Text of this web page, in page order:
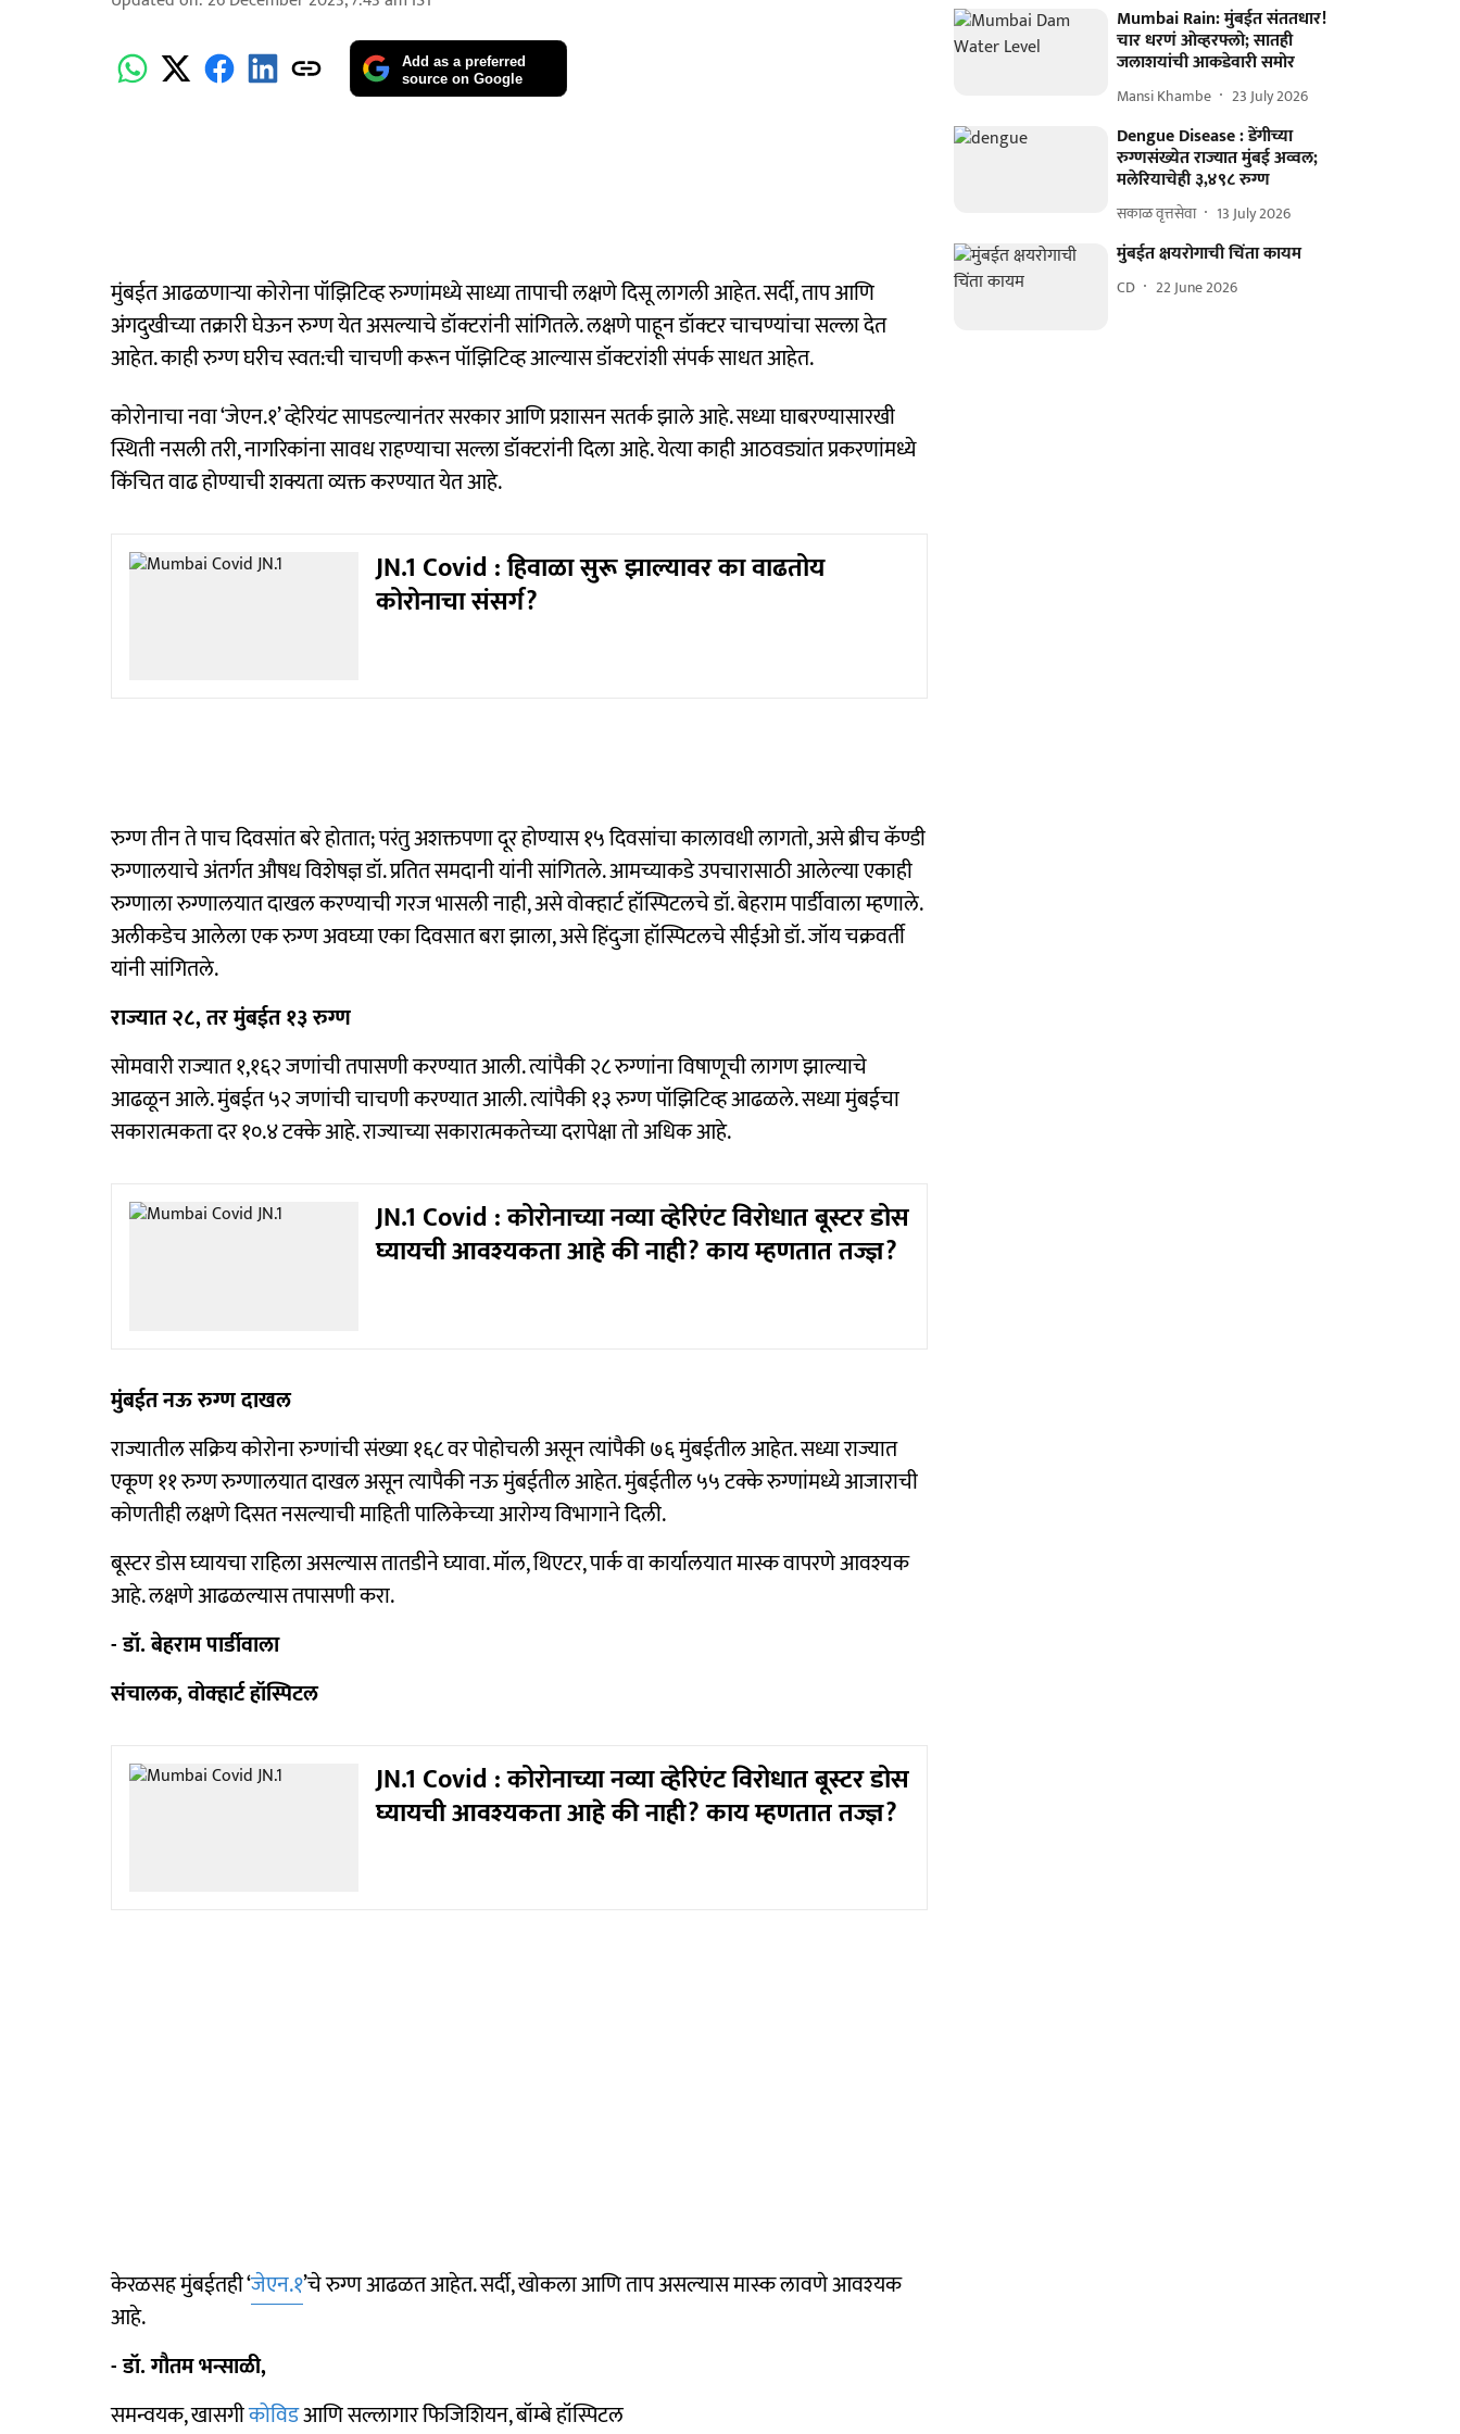
Add as a preferred
source on Google
मुंबईत आढळणाऱ्या कोरोना पॉझिटिव्ह रुग्‍णांमध्ये साध्या तापाची लक्षणे दिसू लागली आहेत. सर्दी, ताप आणि
अंगदुखीच्या तक्रारी घेऊन रुग्ण येत असल्याचे डॉक्टरांनी सांगितले. लक्षणे पाहून डॉक्टर चाचण्यांचा सल्ला देत
आहेत. काही रुग्ण घरीच स्वत:ची चाचणी करून पॉझिटिव्ह आल्यास डॉक्टरांशी संपर्क साधत आहेत.
कोरोनाचा नवा ‘जेएन.१’ व्हेरियंट सापडल्‍यानंतर सरकार आणि प्रशासन सतर्क झाले आहे. सध्या घाबरण्यासारखी
स्थिती नसली तरी, नागरिकांना सावध राहण्याचा सल्ला डॉक्टरांनी दिला आहे. येत्या काही आठवड्यांत प्रकरणांमध्ये
किंचित वाढ होण्याची शक्यता व्यक्त करण्यात येत आहे.
JN.1 Covid : हिवाळा सुरू झाल्यावर का वाढतोय
कोरोनाचा संसर्ग?
रुग्ण तीन ते पाच दिवसांत बरे होतात; परंतु अशक्तपणा दूर होण्यास १५ दिवसांचा कालावधी लागतो, असे ब्रीच कॅण्डी
रुग्णालयाचे अंतर्गत औषध विशेषज्ञ डॉ. प्रतित समदानी यांनी सांगितले. आमच्याकडे उपचारासाठी आलेल्‍या एकाही
रुग्‍णाला रुग्‍णालयात दाखल करण्याची गरज भासली नाही, असे वोक्हार्ट हॉस्पिटलचे डॉ. बेहराम पार्डीवाला म्‍हणाले.
अलीकडेच आलेला एक रुग्‍ण अवघ्‍या एका दिवसात बरा झाला, असे हिंदुजा हॉस्पिटलचे सीईओ डॉ. जॉय चक्रवर्ती
यांनी सांगितले.
राज्यात २८, तर मुंबईत १३ रुग्ण
सोमवारी राज्यात १,१६२ जणांची तपासणी करण्यात आली. त्यांपैकी २८ रुग्णांना विषाणूची लागण झाल्याचे
आढळून आले. मुंबईत ५२ जणांची चाचणी करण्यात आली. त्यांपैकी १३ रुग्‍ण पॉझिटिव्ह आढळले. सध्या मुंबईचा
सकारात्मकता दर १०.४ टक्के आहे. राज्याच्या सकारात्मकतेच्या दरापेक्षा तो अधिक आहे.
JN.1 Covid : कोरोनाच्या नव्या व्हेरिएंट विरोधात बूस्टर डोस
घ्यायची आवश्यकता आहे की नाही? काय म्हणतात तज्ज्ञ?
मुंबईत नऊ रुग्ण दाखल
राज्यातील सक्रिय कोरोना रुग्णांची संख्या १६८ वर पोहोचली असून त्यांपैकी ७६ मुंबईतील आहेत. सध्या राज्यात
एकूण ११ रुग्ण रुग्णालयात दाखल असून त्यापैकी नऊ मुंबईतील आहेत. मुंबईतील ५५ टक्के रुग्णांमध्ये आजाराची
कोणतीही लक्षणे दिसत नसल्याची माहिती पालिकेच्या आरोग्‍य विभागाने दिली.
बूस्टर डोस घ्‍यायचा राहिला असल्‍यास तातडीने घ्‍यावा. मॉल, थिएटर, पार्क वा कार्यालयात मास्क वापरणे आवश्यक
आहे. लक्षणे आढळल्यास तपासणी करा.
- डॉ. बेहराम पार्डीवाला
संचालक, वोक्हार्ट हॉस्पिटल
JN.1 Covid : कोरोनाच्या नव्या व्हेरिएंट विरोधात बूस्टर डोस
घ्यायची आवश्यकता आहे की नाही? काय म्हणतात तज्ज्ञ?
केरळसह मुंबईतही ‘जेएन.१’चे रुग्‍ण आढळत आहेत. सर्दी, खोकला आणि ताप असल्‍यास मास्क लावणे आवश्‍यक
आहे.
- डॉ. गौतम भन्साळी,
समन्वयक, खासगीकोविडआणि सल्लागार फिजिशियन, बॉम्बे हॉस्पिटल
Mumbai Rain: मुंबईत संततधार!
चार धरणं ओव्हरफ्लो; सातही
जलाशयांची आकडेवारी समोर
Mansi Khambe 23 July 2026
Dengue Disease : डेंगीच्या
रुग्‍णसंख्येत राज्यात मुंबई अव्वल;
मलेरियाचेही ३,४९८ रुग्ण
सकाळ वृत्तसेवा 13 July 2026
मुंबईत क्षयरोगाची चिंता कायम
CD 22 June 2026